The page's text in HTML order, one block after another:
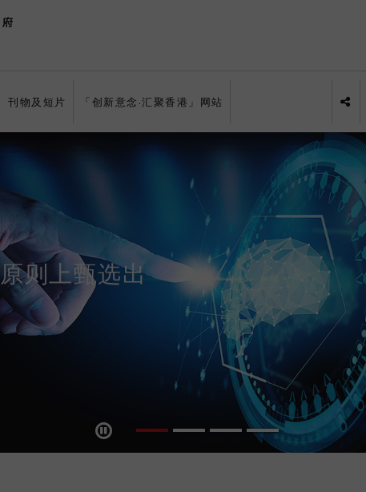
刊物及短片 「创新意念·汇聚香港」网站
分
则上甄选出
播放 / 停止